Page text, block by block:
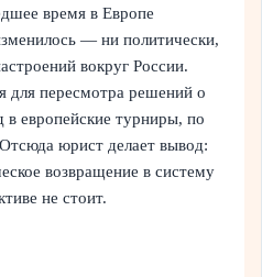
время в Европе
— ни политически,
вокруг России.
для пересмотра решений о
в европейские турниры, по
юрист делает вывод:
возвращение в систему
не стоит.